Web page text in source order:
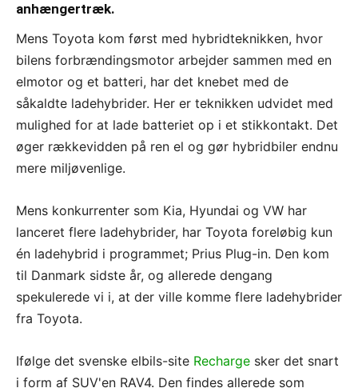
anhængertræk.
Mens Toyota kom først med hybridteknikken, hvor
bilens forbrændingsmotor arbejder sammen med en
elmotor og et batteri, har det knebet med de
såkaldte ladehybrider. Her er teknikken udvidet med
mulighed for at lade batteriet op i et stikkontakt. Det
øger rækkevidden på ren el og gør hybridbiler endnu
mere miljøvenlige.
Mens konkurrenter som Kia, Hyundai og VW har
lanceret flere ladehybrider, har Toyota foreløbig kun
én ladehybrid i programmet; Prius Plug-in. Den kom
til Danmark sidste år, og allerede dengang
spekulerede vi i, at der ville komme flere ladehybrider
fra Toyota.
Ifølge det svenske elbils-site Recharge sker det snart
i form af SUV'en RAV4. Den findes allerede som